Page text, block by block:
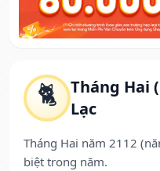
🐈
Tháng Hai
Lạc
Tháng Hai năm 2112
biệt trong năm.